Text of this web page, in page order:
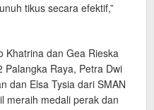
tikus secara efektif,”
Khatrina dan Gea Rieska
Palangka Raya, Petra Dwi
dan Elsa Tysia dari SMAN
meraih medali perak dan